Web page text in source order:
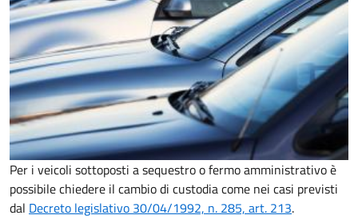
Per i veicoli sottoposti a sequestro o fermo amministrativo è
possibile chiedere il cambio di custodia come nei casi previsti
dal Decreto legislativo 30/04/1992, n. 285, art. 213.